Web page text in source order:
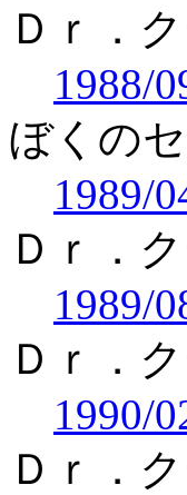
Ｄｒ．
1988/
ぼくの
1989/
Ｄｒ．
1989/
Ｄｒ．
1990/
Ｄｒ．